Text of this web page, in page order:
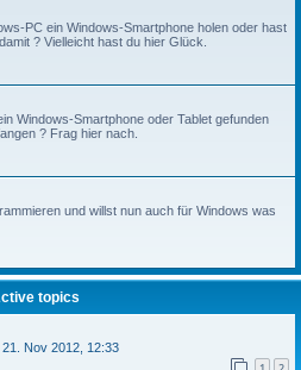
PC ein Windows-Smartphone holen oder hast
? Vielleicht hast du hier Glück.
Windows-Smartphone oder Tablet gefunden
? Frag hier nach.
und willst nun auch für Windows was
topics
21. Nov 2012, 12:33